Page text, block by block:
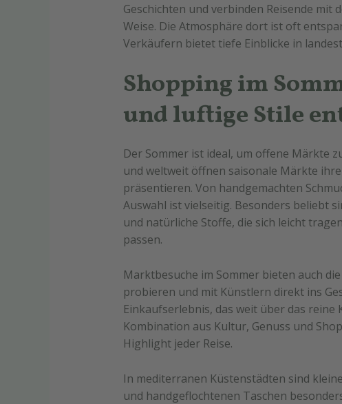
Geschichten und verbinden Reisende mit
Weise. Die Atmosphäre dort ist oft
Verkäufern bietet tiefe Einblicke in
Shopping im
und luftige Stile
Der Sommer ist ideal, um offene Märkte
und weltweit öffnen saisonale Märkte
präsentieren. Von handgemachten
Auswahl ist vielseitig. Besonders beliebt
und natürliche Stoffe, die sich leicht
passen.
Marktbesuche im Sommer bieten auch
probieren und mit Künstlern direkt ins
Einkaufserlebnis, das weit über das reine
Kombination aus Kultur, Genuss und
Highlight jeder Reise.
In mediterranen Küstenstädten sind
und handgeflochtenen Taschen